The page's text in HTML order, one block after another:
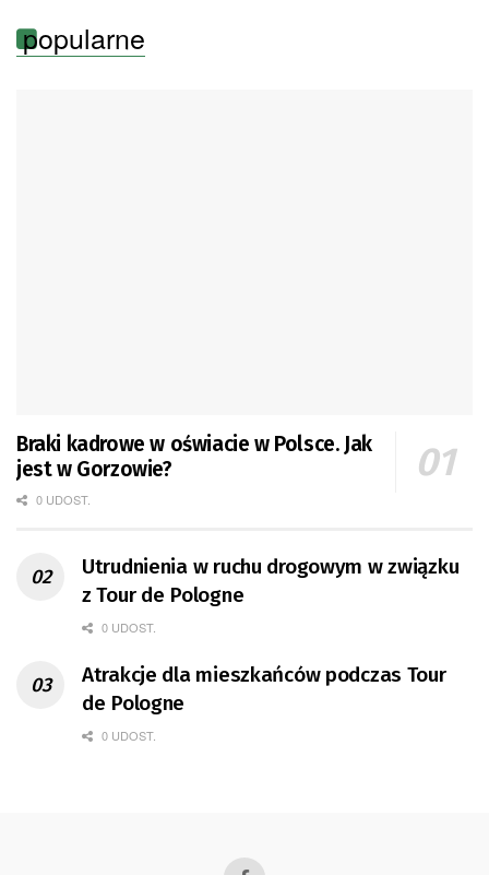
popularne
Braki kadrowe w oświacie w Polsce. Jak
jest w Gorzowie?
0 UDOST.
Utrudnienia w ruchu drogowym w związku
z Tour de Pologne
0 UDOST.
Atrakcje dla mieszkańców podczas Tour
de Pologne
0 UDOST.